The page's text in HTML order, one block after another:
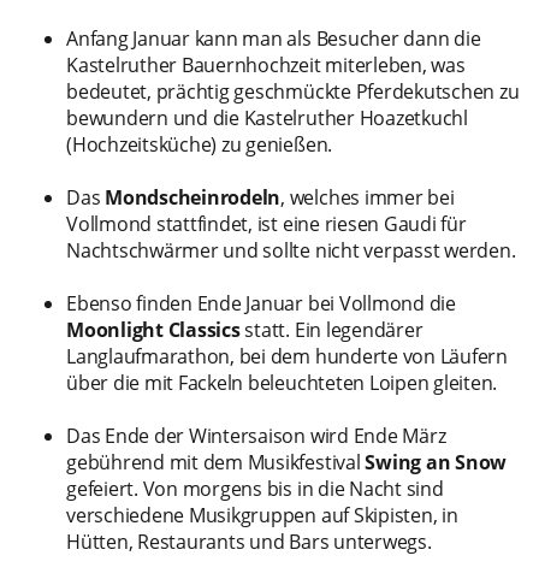
Anfang Januar kann man als Besucher dann die
Kastelruther Bauernhochzeit miterleben, was
bedeutet, prächtig geschmückte Pferdekutschen zu
bewundern und die Kastelruther Hoazetkuchl
(Hochzeitsküche) zu genießen.
Das Mondscheinrodeln, welches immer bei
Vollmond stattfindet, ist eine riesen Gaudi für
Nachtschwärmer und sollte nicht verpasst werden.
Ebenso finden Ende Januar bei Vollmond die
Moonlight Classicsstatt. Ein legendärer
Langlaufmarathon, bei dem hunderte von Läufern
über die mit Fackeln beleuchteten Loipen gleiten.
Das Ende der Wintersaison wird Ende März
gebührend mit dem MusikfestivalSwing an Snow
gefeiert. Von morgens bis in die Nacht sind
verschiedene Musikgruppen auf Skipisten, in
Hütten, Restaurants und Bars unterwegs.